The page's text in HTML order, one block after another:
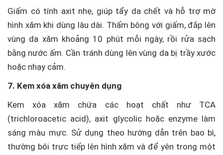
Giấm có tính axit nhẹ, giúp tẩy da chết và hỗ trợ mờ
hình xăm khi dùng lâu dài. Thấm bông với giấm, đắp lên
vùng da xăm khoảng 10 phút mỗi ngày, rồi rửa sạch
bằng nước ấm. Cần tránh dùng lên vùng da bị trầy xước
hoặc nhạy cảm.
7. Kem xóa xăm chuyên dụng
Kem xóa xăm chứa các hoạt chất như TCA
(trichloroacetic acid), axit glycolic hoặc enzyme làm
sáng màu mực. Sử dụng theo hướng dẫn trên bao bì,
thường bôi trực tiếp lên hình xăm và để yên trong một